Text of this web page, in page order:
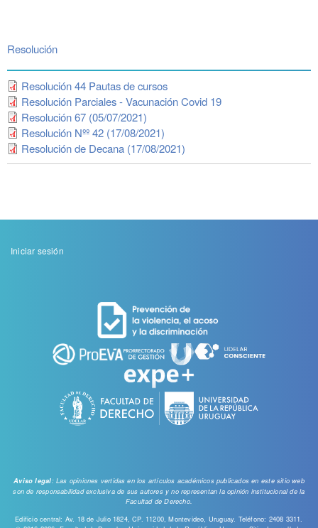
Resolución
Resolución 44 Pautas de cursos
Resolución Parciales - Vacunación Covid 19
Resolución 67 (05/07/2021)
Resolución Nºº 42 (17/08/2021)
Resolución de Decana (17/08/2021)
Menu
Iniciar sesión
Aviso legal: Las opiniones vertidas en los artículos académicos publicados en este sitio web
son de responsabilidad exclusiva de sus autores y no representan la opinión institucional de la
Facultad de Derecho.
Edificio central: Av. 18 de Julio 1824, CP. 11200, Montevideo, Uruguay. Teléfono: 2408 3311.